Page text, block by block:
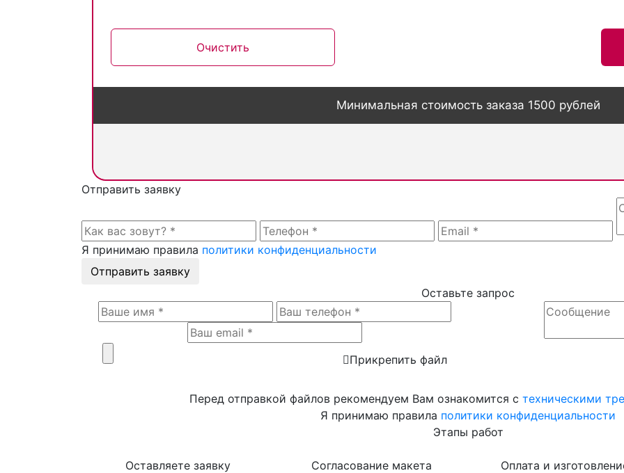
Очистить
Минимальная стоимость заказа 1500 рублей
Отправить заявку
Я принимаю правила политики конфиденциальности
Отправить заявку
Оставьте запрос
Прикрепить файл
Перед отправкой файлов рекомендуем Вам ознакомится с техническими
Я принимаю правила политики конфиденциальности
Этапы работ
Оставляете заявку
Согласование макета
Оплата и